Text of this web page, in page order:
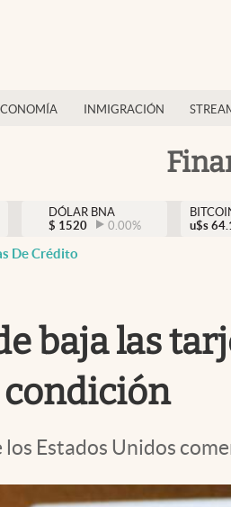
INMIGRACIÓN
DÓLAR BNA
$ 1520 0.00%
u$s
De Crédito
baja las
Estados Unidos